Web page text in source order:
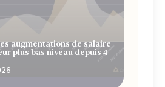
augmentations de salaire
plus bas niveau depuis 4